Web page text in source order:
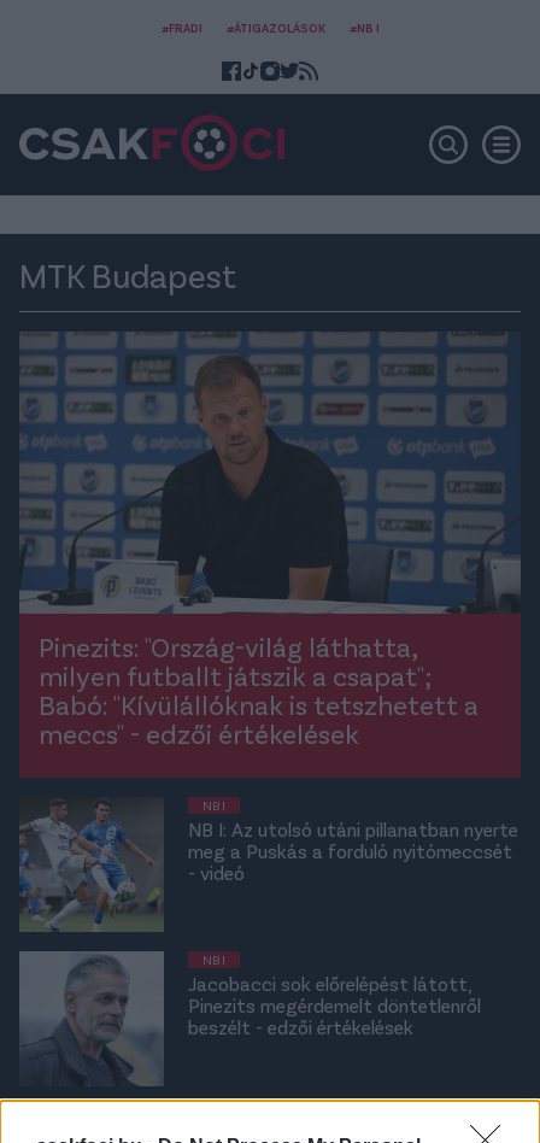
#FRADI #ÁTIGAZOLÁSOK #NB I
MTK Budapest
Pinezits: "Ország-világ láthatta,
milyen futballt játszik a csapat";
Babó: "Kívülállóknak is tetszhetett a
meccs" - edzői értékelések
NB I
NB I: Az utolsó utáni pillanatban nyerte
meg a Puskás a forduló nyitómeccsét
- videó
NB I
Jacobacci sok előrelépést látott,
Pinezits megérdemelt döntetlenről
beszélt - edzői értékelések
Dráma: Utolsó perces szabálytalanság